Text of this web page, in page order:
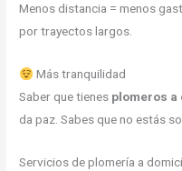
Menos distancia = menos
por trayectos largos.
Más tranquilidad
Saber que tienes plomeros a
da paz. Sabes que no estás
Servicios de plomería a